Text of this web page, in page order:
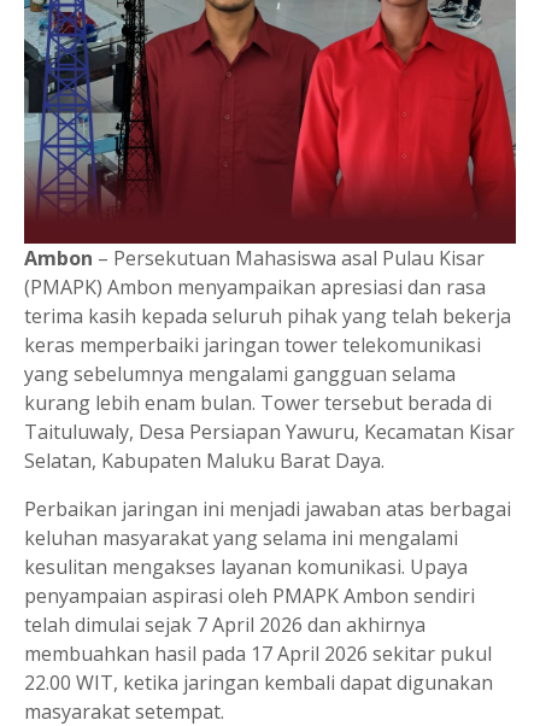
Ambon – Persekutuan Mahasiswa asal Pulau Kisar
(PMAPK) Ambon menyampaikan apresiasi dan rasa
terima kasih kepada seluruh pihak yang telah bekerja
keras memperbaiki jaringan tower telekomunikasi
yang sebelumnya mengalami gangguan selama
kurang lebih enam bulan. Tower tersebut berada di
Taituluwaly, Desa Persiapan Yawuru, Kecamatan Kisar
Selatan, Kabupaten Maluku Barat Daya.
Perbaikan jaringan ini menjadi jawaban atas berbagai
keluhan masyarakat yang selama ini mengalami
kesulitan mengakses layanan komunikasi. Upaya
penyampaian aspirasi oleh PMAPK Ambon sendiri
telah dimulai sejak 7 April 2026 dan akhirnya
membuahkan hasil pada 17 April 2026 sekitar pukul
22.00 WIT, ketika jaringan kembali dapat digunakan
masyarakat setempat.